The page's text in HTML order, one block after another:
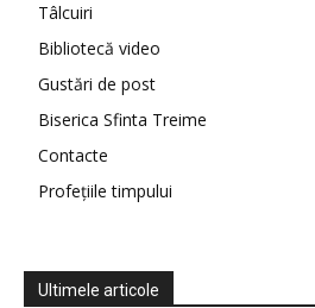
Tâlcuiri
Bibliotecă video
Gustări de post
Biserica Sfinta Treime
Contacte
Profețiile timpului
Ultimele articole